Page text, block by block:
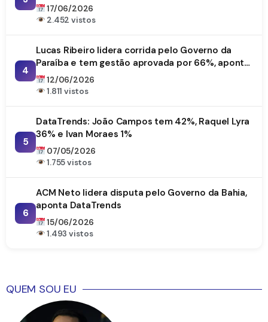
17/06/2026
2.452 vistos
4
Lucas Ribeiro lidera corrida pelo Governo da
Paraíba e tem gestão aprovada por 66%, aponta
DataTrends
12/06/2026
1.811 vistos
5
DataTrends: João Campos tem 42%, Raquel Lyra
36% e Ivan Moraes 1%
07/05/2026
1.755 vistos
6
ACM Neto lidera disputa pelo Governo da Bahia,
aponta DataTrends
15/06/2026
1.493 vistos
QUEM SOU EU